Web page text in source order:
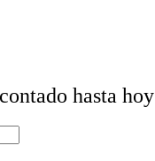
hasta hoy